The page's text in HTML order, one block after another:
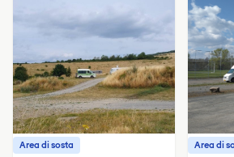
Area di sosta Area di